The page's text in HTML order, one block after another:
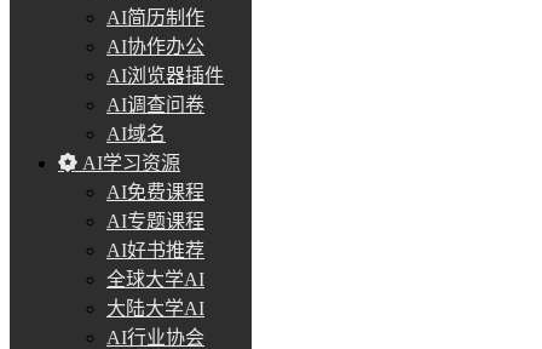
AI简历制作
AI协作办公
AI浏览器插件
AI调查问卷
AI域名
AI学习资源
AI免费课程
AI专题课程
AI好书推荐
全球大学AI
大陆大学AI
AI行业协会